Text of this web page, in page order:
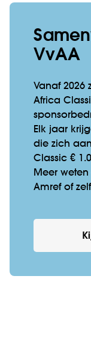
VvAA
Vanaf
Africa
Elk jaar
die zich
Classic €
Meer
Amref of